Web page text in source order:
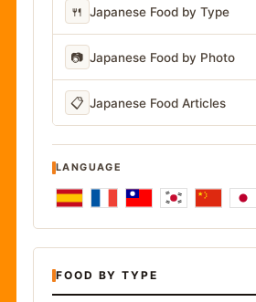
🍴 Japanese Food by Type
📷 Japanese Food by Photo
📋 Japanese Food Articles
LANGUAGE
FOOD BY TYPE